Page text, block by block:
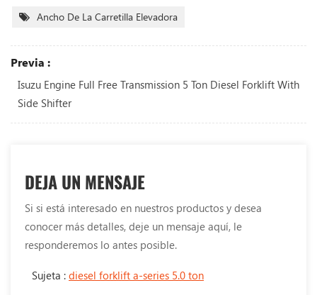
Ancho De La Carretilla Elevadora
Previa :
Isuzu Engine Full Free Transmission 5 Ton Diesel Forklift With
Side Shifter
DEJA UN MENSAJE
Si si está interesado en nuestros productos y desea
conocer más detalles, deje un mensaje aquí, le
responderemos lo antes posible.
Sujeta : diesel forklift a-series 5.0 ton